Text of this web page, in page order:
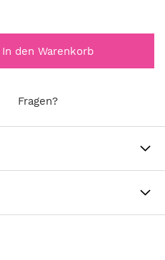
In den Warenkorb
Fragen?